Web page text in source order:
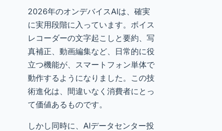
2026年のオンデバイスAIは、確実
に実用段階に入っています。ボイス
レコーダーの文字起こしと要約、写
真補正、動画編集など、日常的に役
立つ機能が、スマートフォン単体で
動作するようになりました。この技
術進化は、間違いなく消費者にとっ
て価値あるものです。
しかし同時に、AIデータセンター投